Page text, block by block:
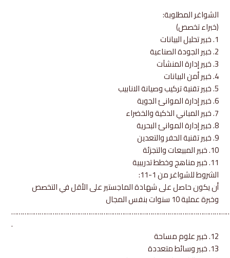
الشواغر المطلوبة:
(خبراء تخصص)
1. خبير تحليل البيانات
2. خبير الجودة الصناعية
3. خبير إدارة المنشآت
4. خبير أمن البيانات
5. خبير تقنية تركيب وصيانة الانابيب
6. خبير إدارة الموانئ الجوية
7. خبير المباني الذكية والخضراء
8. خبير إدارة الموانئ البحرية
9. خبير تقنية الحفر والتعدين
10. خبير المبيعات والتجزئة
11. خبير مناهج وخطط تدريبية
الشروط للشواغر من 1-11:
أن يكون حاصل على شهادة الماجستير على الأقل في التخصص
وخبرة عملية 10 سنوات بنفس المجال
.
12. خبير علوم مساحة
13. خبير وسائط متعددة